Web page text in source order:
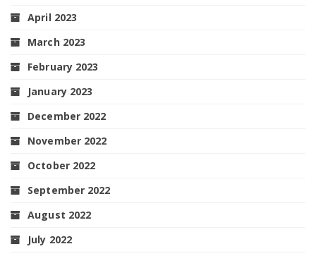
April 2023
March 2023
February 2023
January 2023
December 2022
November 2022
October 2022
September 2022
August 2022
July 2022